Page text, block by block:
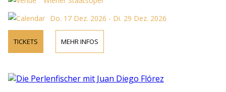
Do. 17 Dez. 2026 - Di. 29 Dez. 2026
TICKETS MEHR INFOS